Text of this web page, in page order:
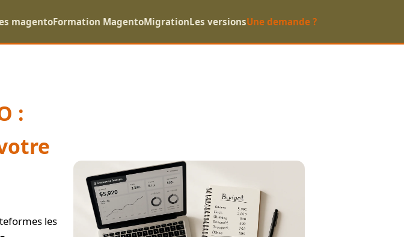
magentoFormation MagentoMigrationLes versionsUne demande ?
:
les